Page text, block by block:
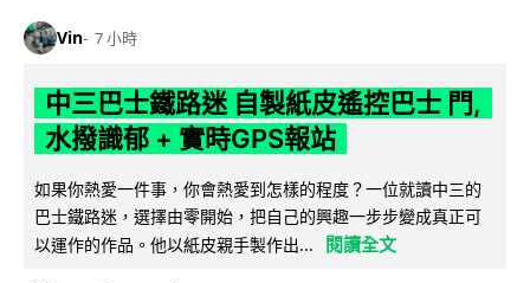
Vin 7 小時
中三巴士鐵路迷 自製紙皮遙控巴士 門,
水撥識郁 + 實時GPS報站
如果你熱愛一件事，你會熱愛到怎樣的程度？一位就讀中三的
巴士鐵路迷，選擇由零開始，把自己的興趣一步步變成真正可
以運作的作品。他以紙皮親手製作出...
閱讀全文